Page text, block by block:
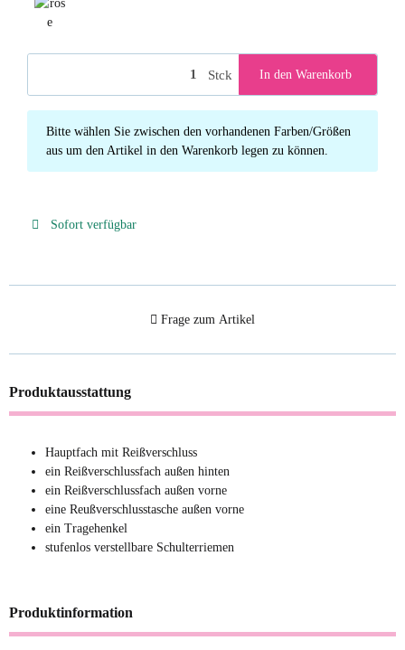
Stck In den Warenkorb
x
Bitte wählen Sie zwischen den vorhandenen Farben/Größen
aus um den Artikel in den Warenkorb legen zu können.
Sofort verfügbar
Frage zum Artikel
Produktausstattung
Hauptfach mit Reißverschluss
ein Reißverschlussfach außen hinten
ein Reißverschlussfach außen vorne
eine Reußverschlusstasche außen vorne
ein Tragehenkel
stufenlos verstellbare Schulterriemen
Produktinformation